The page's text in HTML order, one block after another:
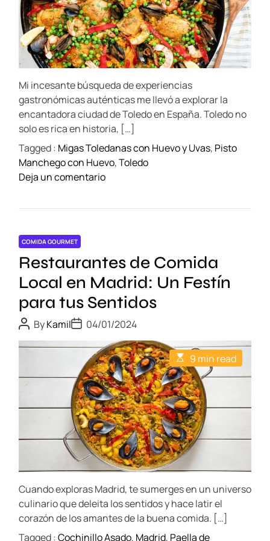
t
e
a
n
:
G
a
r t
e
d
r
e
a
d
i
m
e
Mi incesante búsqueda de experiencias
gastronómicas auténticas me llevó a explorar la
encantadora ciudad de Toledo en España. Toledo no
solo es rica en historia, […]
Tagged : Migas Toledanas con Huevo y Uvas, Pisto
Manchego con Huevo,Toledo
Deja un comentarioo
¡
c
u
b
r
e
a
g
a
s
t
r
o
n
o
í
a
t
COMIDA GOURMET
Restaurantes de Comida
Local en Madrid: Un Festín
para tus Sentidos
P
o
s
t
t
r
ByKamilP
o
s
t
t
e
04/01/2024
E
s
t
i
m
a
t
e
d
r
e
a
d
i
m
e
9 min read
Cuando exploras Madrid, te sumerges en un universo
culinario que deleita los sentidos y hace latir el
corazón de los amantes de la buena comida. […]
Tagged :Cochinillo Asado, Madrid, Paella de